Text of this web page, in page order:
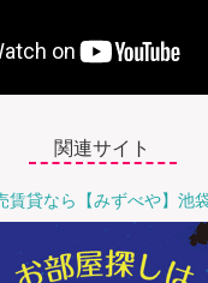
関連サイト
賃貸なら【みずべや】池